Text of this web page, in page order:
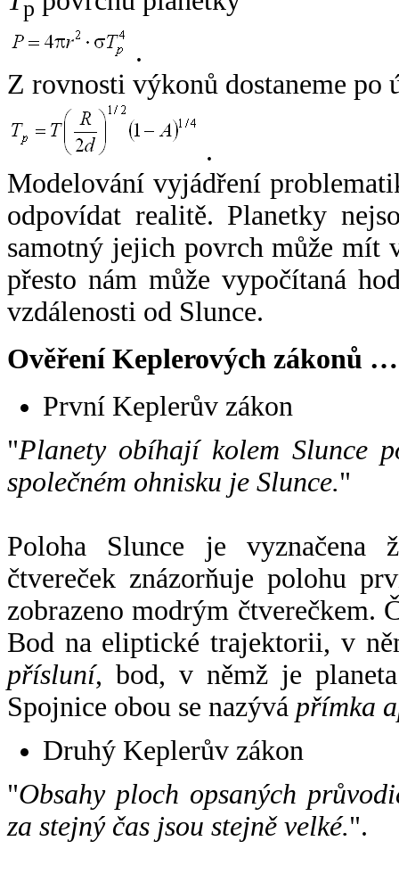
p
.
Z rovnosti výkonů dostaneme po
.
Modelování vyjádření
odpovídat realitě. Planetky
samotný jejich povrch může mít
přesto nám může vypočítaná
vzdálenosti od Slunce.
Ověření Keplerových zákonů …
První Keplerův zákon
"Planety obíhají kolem Slunce
společném ohnisku je Slunce."
Poloha Slunce je vyznačena
čtvereček znázorňuje polohu
zobrazeno modrým čtverečkem.
Bod na eliptické trajektorii, v
přísluní, bod, v němž je
Spojnice obou se nazývá přímka
Druhý Keplerův zákon
"Obsahy ploch opsaných
za stejný čas jsou stejně velké.".